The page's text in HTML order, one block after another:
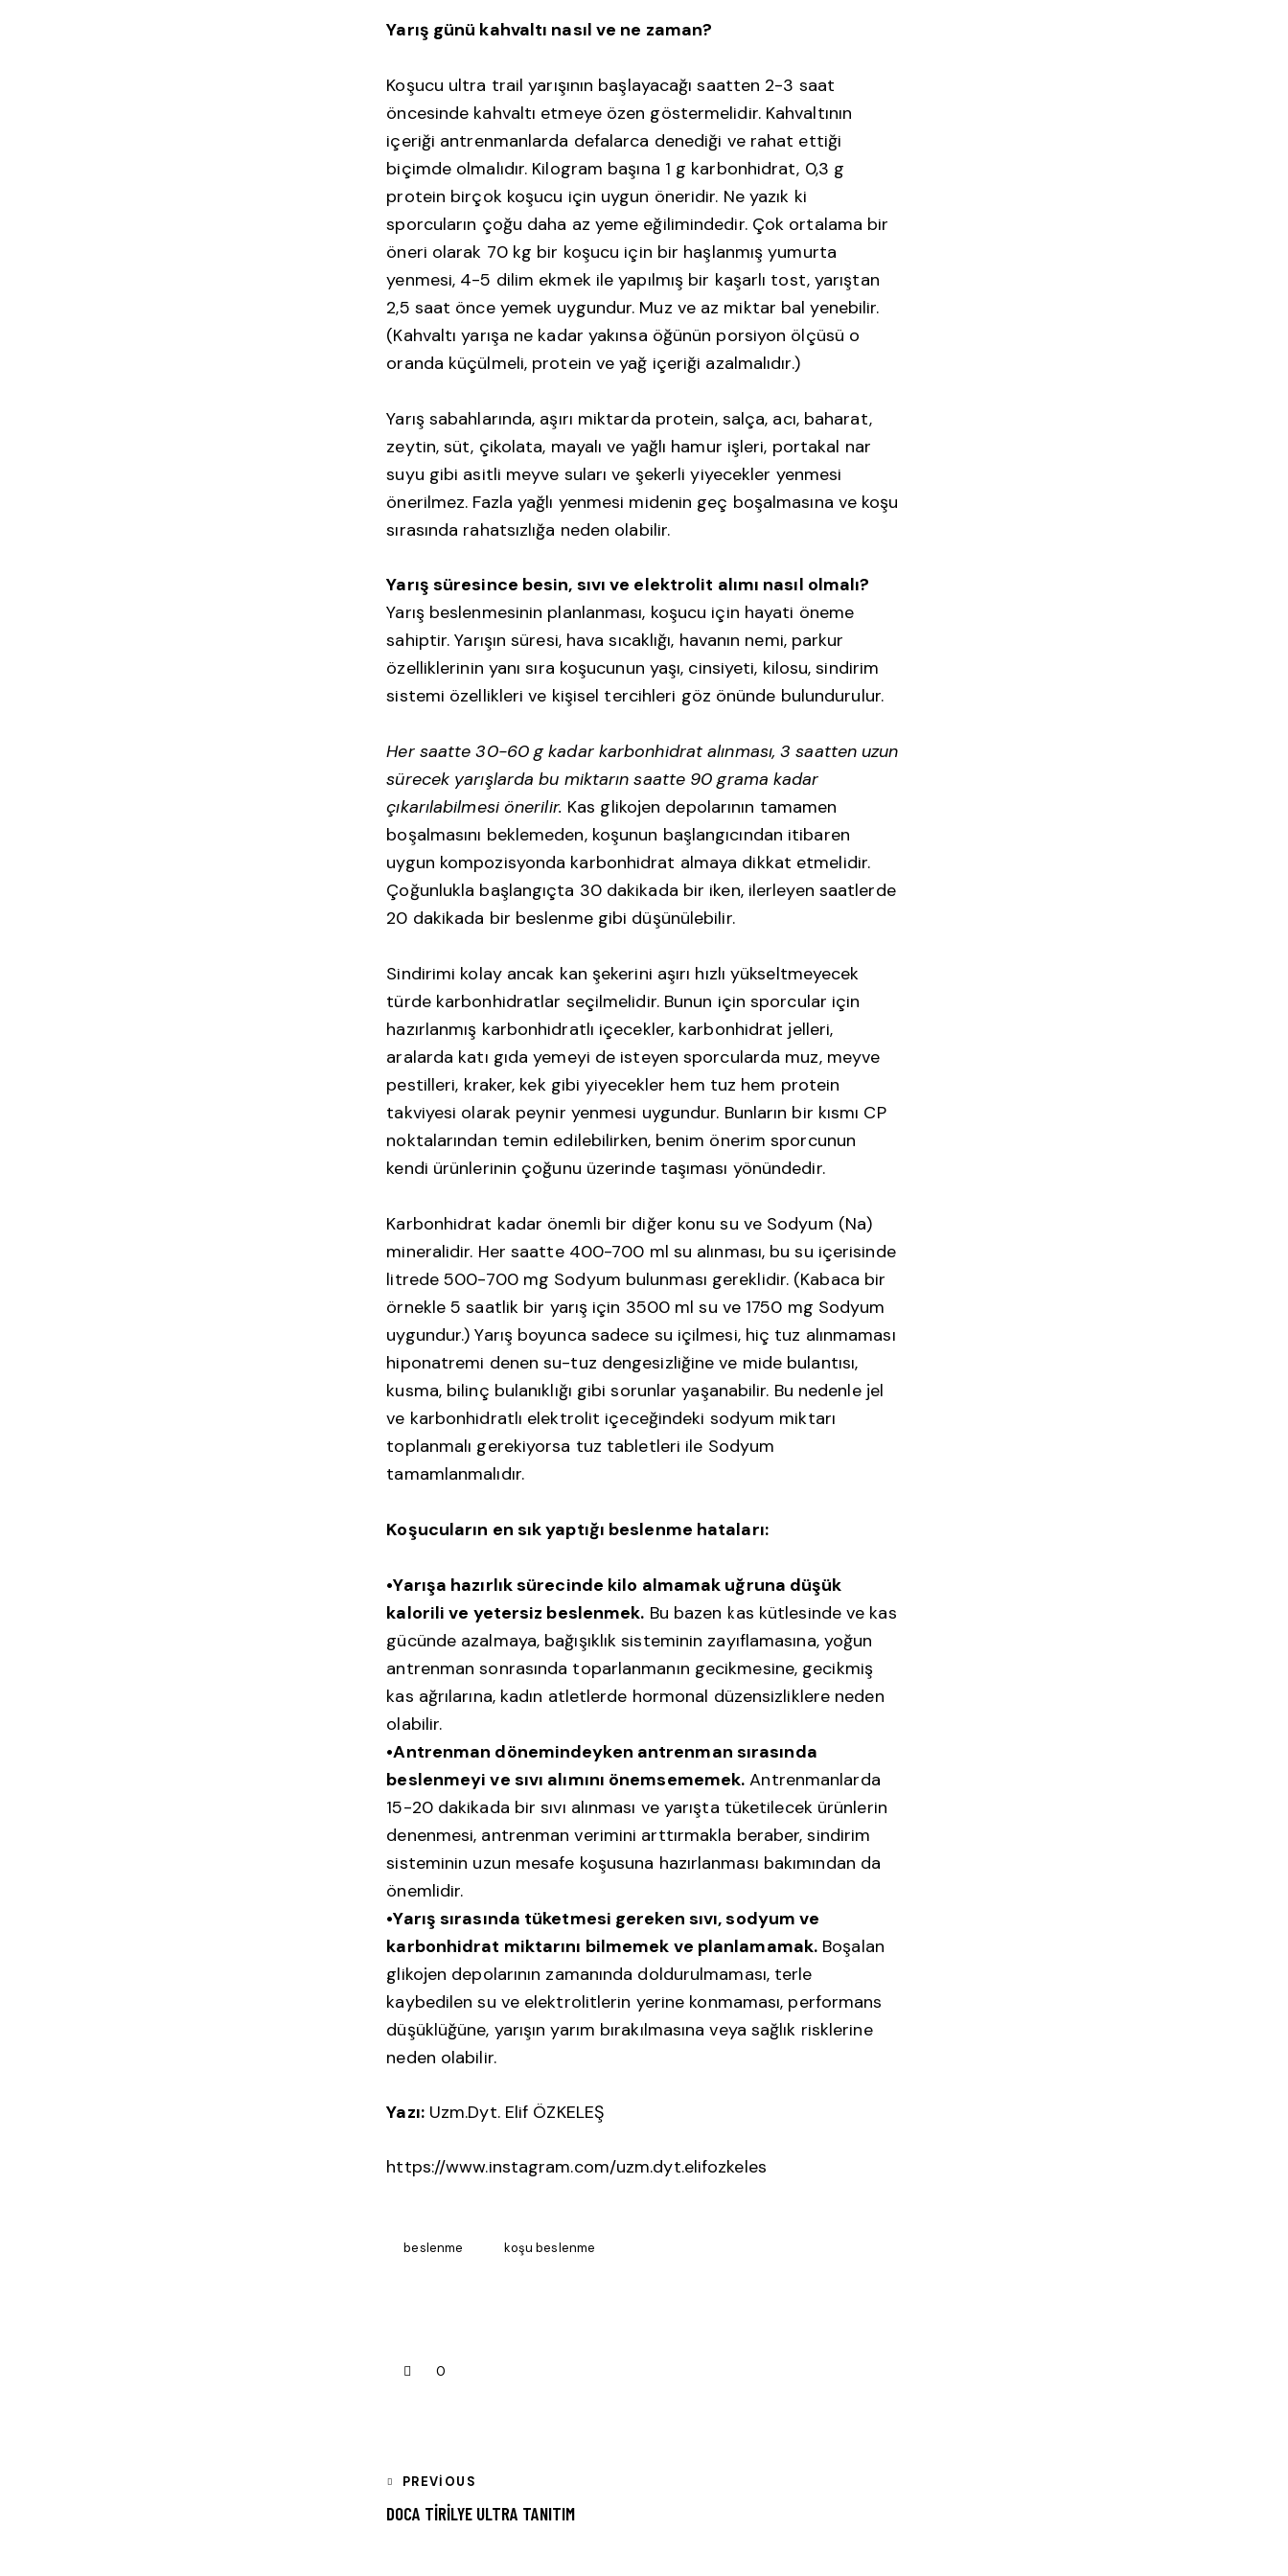
Yarış günü kahvaltı nasıl ve ne zaman?
Koşucu ultra trail yarışının başlayacağı saatten 2-3 saat
öncesinde kahvaltı etmeye özen göstermelidir. Kahvaltının
içeriği antrenmanlarda defalarca denediği ve rahat ettiği
biçimde olmalıdır. Kilogram başına 1 g karbonhidrat, 0,3 g
protein birçok koşucu için uygun öneridir. Ne yazık ki
sporcuların çoğu daha az yeme eğilimindedir. Çok ortalama bir
öneri olarak 70 kg bir koşucu için bir haşlanmış yumurta
yenmesi, 4-5 dilim ekmek ile yapılmış bir kaşarlı tost, yarıştan
2,5 saat önce yemek uygundur. Muz ve az miktar bal yenebilir.
(Kahvaltı yarışa ne kadar yakınsa öğünün porsiyon ölçüsü o
oranda küçülmeli, protein ve yağ içeriği azalmalıdır.)
Yarış sabahlarında, aşırı miktarda protein, salça, acı, baharat,
zeytin, süt, çikolata, mayalı ve yağlı hamur işleri, portakal nar
suyu gibi asitli meyve suları ve şekerli yiyecekler yenmesi
önerilmez. Fazla yağlı yenmesi midenin geç boşalmasına ve koşu
sırasında rahatsızlığa neden olabilir.
Yarış süresince besin, sıvı ve elektrolit alımı nasıl olmalı?
Yarış beslenmesinin planlanması, koşucu için hayati öneme
sahiptir. Yarışın süresi, hava sıcaklığı, havanın nemi, parkur
özelliklerinin yanı sıra koşucunun yaşı, cinsiyeti, kilosu, sindirim
sistemi özellikleri ve kişisel tercihleri göz önünde bulundurulur.
Her saatte 30-60 g kadar karbonhidrat alınması, 3 saatten uzun
sürecek yarışlarda bu miktarın saatte 90 grama kadar
çıkarılabilmesi önerilir. Kas glikojen depolarının tamamen
boşalmasını beklemeden, koşunun başlangıcından itibaren
uygun kompozisyonda karbonhidrat almaya dikkat etmelidir.
Çoğunlukla başlangıçta 30 dakikada bir iken, ilerleyen saatlerde
20 dakikada bir beslenme gibi düşünülebilir.
Sindirimi kolay ancak kan şekerini aşırı hızlı yükseltmeyecek
türde karbonhidratlar seçilmelidir. Bunun için sporcular için
hazırlanmış karbonhidratlı içecekler, karbonhidrat jelleri,
aralarda katı gıda yemeyi de isteyen sporcularda muz, meyve
pestilleri, kraker, kek gibi yiyecekler hem tuz hem protein
takviyesi olarak peynir yenmesi uygundur. Bunların bir kısmı CP
noktalarından temin edilebilirken, benim önerim sporcunun
kendi ürünlerinin çoğunu üzerinde taşıması yönündedir.
Karbonhidrat kadar önemli bir diğer konu su ve Sodyum (Na)
mineralidir. Her saatte 400-700 ml su alınması, bu su içerisinde
litrede 500-700 mg Sodyum bulunması gereklidir. (Kabaca bir
örnekle 5 saatlik bir yarış için 3500 ml su ve 1750 mg Sodyum
uygundur.) Yarış boyunca sadece su içilmesi, hiç tuz alınmaması
hiponatremi denen su-tuz dengesizliğine ve mide bulantısı,
kusma, bilinç bulanıklığı gibi sorunlar yaşanabilir. Bu nedenle jel
ve karbonhidratlı elektrolit içeceğindeki sodyum miktarı
toplanmalı gerekiyorsa tuz tabletleri ile Sodyum
tamamlanmalıdır.
Koşucuların en sık yaptığı beslenme hataları:
•Yarışa hazırlık sürecinde kilo almamak uğruna düşük
kalorili ve yetersiz beslenmek. Bu bazen kas kütlesinde ve kas
gücünde azalmaya, bağışıklık sisteminin zayıflamasına, yoğun
antrenman sonrasında toparlanmanın gecikmesine, gecikmiş
kas ağrılarına, kadın atletlerde hormonal düzensizliklere neden
olabilir.
•Antrenman dönemindeyken antrenman sırasında
beslenmeyi ve sıvı alımını önemsememek. Antrenmanlarda
15-20 dakikada bir sıvı alınması ve yarışta tüketilecek ürünlerin
denenmesi, antrenman verimini arttırmakla beraber, sindirim
sisteminin uzun mesafe koşusuna hazırlanması bakımından da
önemlidir.
•Yarış sırasında tüketmesi gereken sıvı, sodyum ve
karbonhidrat miktarını bilmemek ve planlamamak. Boşalan
glikojen depolarının zamanında doldurulmaması, terle
kaybedilen su ve elektrolitlerin yerine konmaması, performans
düşüklüğüne, yarışın yarım bırakılmasına veya sağlık risklerine
neden olabilir.
Yazı:Uzm.Dyt. Elif ÖZKELEŞ
https://www.instagram.com/uzm.dyt.elifozkeles
beslenme koşu beslenme
0
PREVIOUS
DOCA TIRILYE ULTRA TANITIM